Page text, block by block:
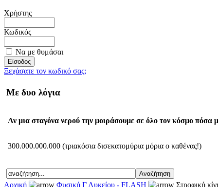
Χρήστης
Κωδικός
Να με θυμάσαι
Ξεχάσατε τον κωδικό σας;
Με δυο λόγια
Αν μια σταγόνα νερού την μοιράσουμε σε όλο τον κόσμο πόσα
300.000.000.000 (τριακόσια δισεκατομύρια μόρια ο καθένας!)
Αρχική Φυσική Γ Λυκείου - FLASH Στροφική